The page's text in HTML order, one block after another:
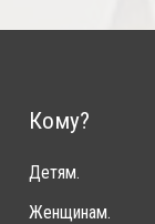
Кому?
Детям.
Женщинам.